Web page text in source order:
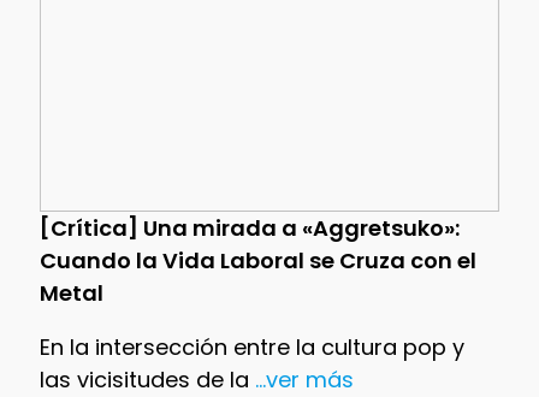
[Crítica] Una mirada a «Aggretsuko»:
Cuando la Vida Laboral se Cruza con el
Metal
En la intersección entre la cultura pop y
las vicisitudes de la ...ver más